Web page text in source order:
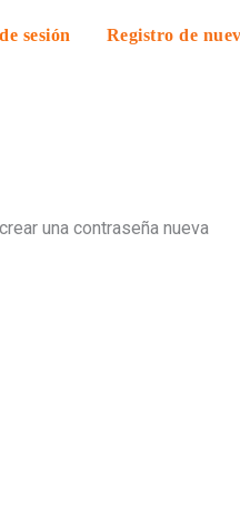
sesión Registro de
una contraseña nueva